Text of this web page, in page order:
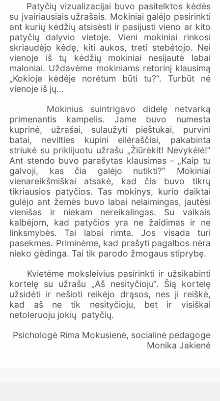
Patyčių vizualizacijai buvo pasitelktos kėdės
su įvairiausiais užrašais. Mokiniai galėjo pasirinkti
ant kurių kėdžių atsisėsti ir pasijusti vieno ar kito
patyčių dalyvio vietoje. Vieni mokiniai rinkosi
skriaudėjo kėdę, kiti aukos, treti stebėtojo. Nei
vienoje iš tų kėdžių mokiniai nesijautė labai
maloniai. Uždavėme mokiniams retorinį klausimą
„Kokioje kėdėje norėtum būti tu?“. Turbūt nė
vienoje iš jų…
Mokinius suintrigavo didelę netvarką
primenantis kampelis. Jame buvo numesta
kuprinė, užrašai, sulaužyti pieštukai, purvini
batai, nevilties kupini eilėraščiai, pakabinta
striukė su priklijuotu užrašu „Žiūrėkit! Nevykėlė!”
Ant stendo buvo parašytas klausimas – „Kaip tu
galvoji, kas čia galėjo nutikti?“ Mokiniai
vienareikšmiškai atsakė, kad čia buvo tikrų
tikriausios patyčios. Tas mokinys, kurio daiktai
gulėjo ant žemės buvo labai nelaimingas, jautėsi
vienišas ir niekam nereikalingas. Su vaikais
kalbėjom, kad patyčios yra ne žaidimas ir ne
linksmybės. Tai labai rimta. Jos visada turi
pasekmes. Priminėme, kad prašyti pagalbos nėra
nieko gėdinga. Tai tik parodo žmogaus stiprybę.
Kvietėme moksleivius pasirinkti ir užsikabinti
kortelę su užrašu „Aš nesityčioju“. Šią kortelę
užsidėti ir nešioti reikėjo drąsos, nes ji reiškė,
kad aš ne tik nesityčioju, bet ir visiškai
netoleruoju jokių patyčių.
Psichologė Rima Mokusienė, socialinė pedagoge
Monika Jakienė